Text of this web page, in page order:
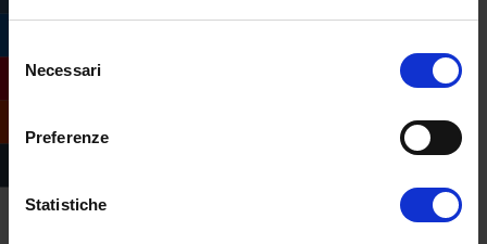
delNecessari
Preferenze
Statistiche
passato, ma dare ai ragazzi gli strumenti